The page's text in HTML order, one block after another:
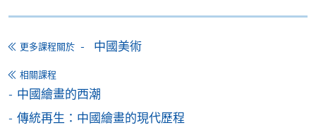
-短期課程
-個別學歷頒授課程
報讀同一學歷頒授課程內其他單元
更多課程關於 中國美術
相關課程
中國繪畫的西潮
傳統再生：中國繪畫的現代歷程